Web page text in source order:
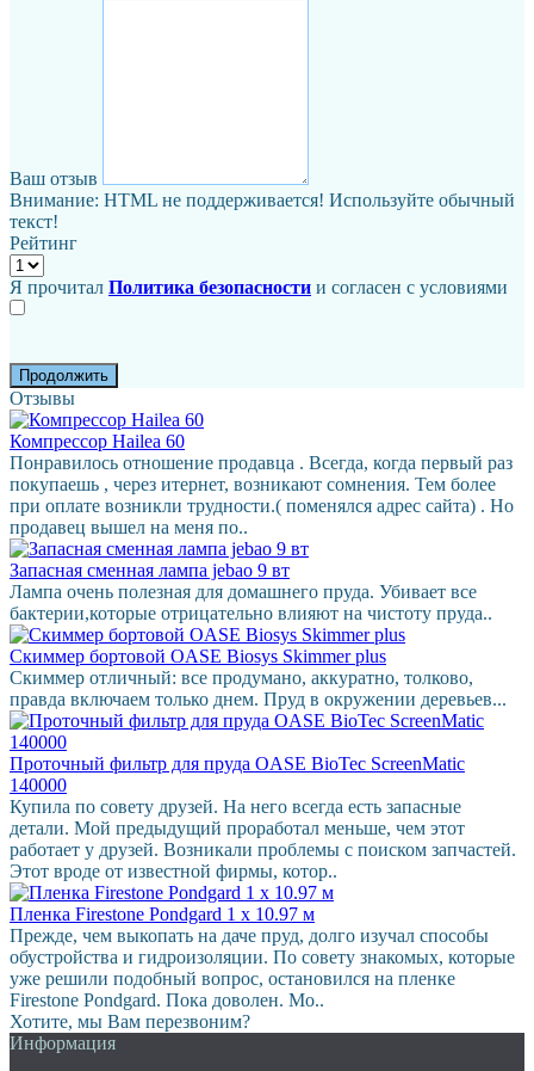
Ваш отзыв
Внимание: HTML не поддерживается! Используйте обычный
текст!
Рейтинг
Я прочитал Политика безопасности и согласен с условиями
Продолжить
Отзывы
Компрессор Hailea 60
Понравилось отношение продавца . Всегда, когда первый раз
покупаешь , через итернет, возникают сомнения. Тем более
при оплате возникли трудности.( поменялся адрес сайта) . Но
продавец вышел на меня по..
Запасная сменная лампа jebao 9 вт
Лампа очень полезная для домашнего пруда. Убивает все
бактерии,которые отрицательно влияют на чистоту пруда..
Скиммер бортовой OASE Biosys Skimmer plus
Скиммер отличный: все продумано, аккуратно, толково,
правда включаем только днем. Пруд в окружении деревьев...
Проточный фильтр для пруда OASE BioTec ScreenMatic
140000
Купила по совету друзей. На него всегда есть запасные
детали. Мой предыдущий проработал меньше, чем этот
работает у друзей. Возникали проблемы с поиском запчастей.
Этот вроде от известной фирмы, котор..
Пленка Firestone Pondgard 1 х 10.97 м
Прежде, чем выкопать на даче пруд, долго изучал способы
обустройства и гидроизоляции. По совету знакомых, которые
уже решили подобный вопрос, остановился на пленке
Firestone Pondgard. Пока доволен. Мо..
Хотите, мы Вам перезвоним?
Информация